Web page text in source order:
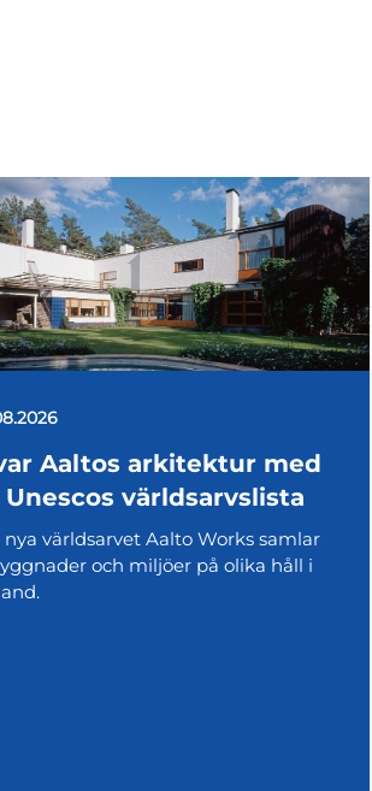
Aaltos arkitektur med
Unescos världsarvslista
nya världsarvet Aalto Works samlar
och miljöer på olika håll i